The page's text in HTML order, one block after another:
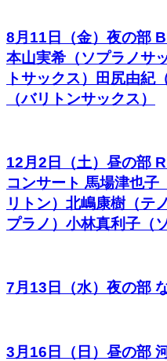
8月11日（金）夜の部
本山実希（ソプラノサ
トサックス）田尻由紀
（バリトンサックス）
12月2日（土）昼の部
コンサート 馬場津也子
リトン）北嶋康樹（テ
プラノ）小林真利子（
7月13日（水）夜の部
3月16日（日）昼の部